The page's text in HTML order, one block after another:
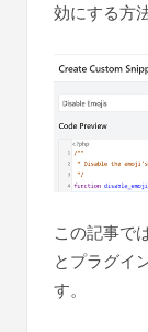
効にする方
この記事で
とプラグイ
す。